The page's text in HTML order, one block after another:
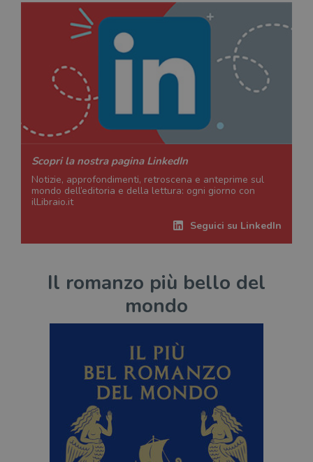
Scopri la nostra pagina LinkedIn
Notizie, approfondimenti, retroscena e anteprime sul
mondo dell’editoria e della lettura: ogni giorno con
ilLibraio.it
Seguici su LinkedIn
Il romanzo più bello del
mondo